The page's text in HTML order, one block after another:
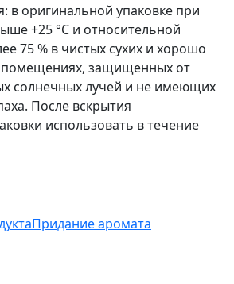
в оригинальной упаковке при
+25 °С и относительной
75 % в чистых сухих и хорошо
защищенных от
солнечных лучей и не имеющих
После вскрытия
использовать в течение
Придание аромата